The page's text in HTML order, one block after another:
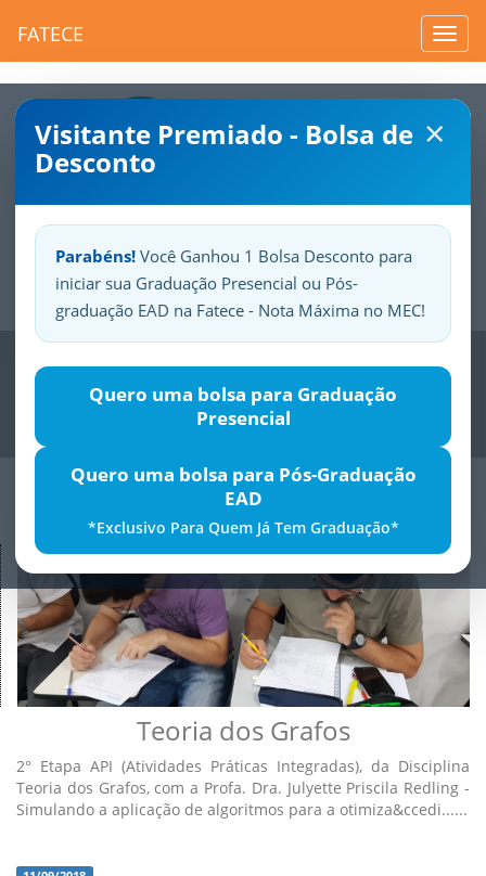
FATECE
×
Visitante Premiado - Bolsa de
Desconto
Parabéns! Você Ganhou 1 Bolsa Desconto para
iniciar sua Graduação Presencial ou Pós-
graduação EAD na Fatece - Nota Máxima no MEC!
Quero uma bolsa para Graduação
Presencial
Quero uma bolsa para Pós-Graduação
EAD
*Exclusivo Para Quem Já Tem Graduação*
SuaFatece.Seuorgulho.
Previous
Teoria dos Grafos
2° Etapa API (Atividades Práticas Integradas), da Disciplina
Teoria dos Grafos, com a Profa. Dra. Julyette Priscila Redling -
Simulando a aplicação de algoritmos para a otimiza&ccedi......